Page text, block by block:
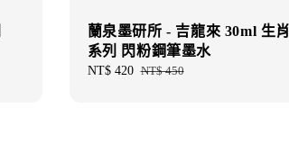
蘭泉墨研所 - 吉龍來 30ml 生肖
系列 閃粉鋼筆墨水
Sale
NT$ 420 Regular
NT$ 450